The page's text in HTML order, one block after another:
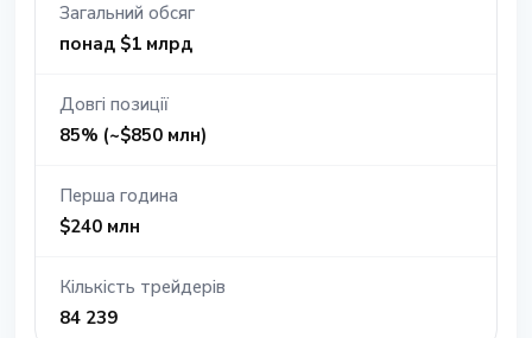
Загальний обсяг
понад $1 млрд
Довгі позиції
85% (~$850 млн)
Перша година
$240 млн
Кількість трейдерів
84 239